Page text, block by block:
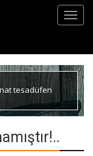
tesadüfen